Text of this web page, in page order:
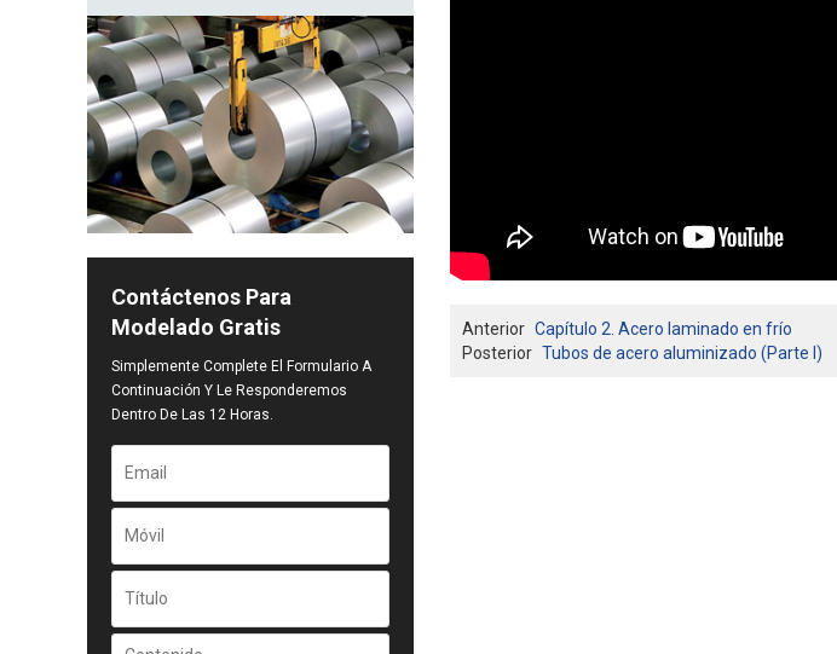
Contáctenos Para
Modelado Gratis
Simplemente Complete El Formulario A
Continuación Y Le Responderemos
Dentro De Las 12 Horas.
Anterior Capítulo 2. Acero laminado en frío
Posterior Tubos de acero aluminizado (Parte I)